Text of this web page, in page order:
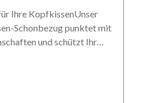
Ihre KopfkissenUnser
Schonbezug punktet mit
und schützt Ihr